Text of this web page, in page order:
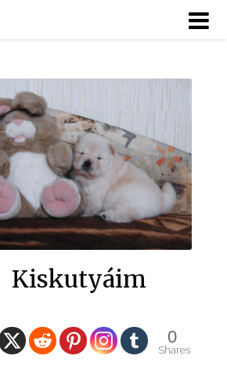
Kiskutyáim
0
Shares